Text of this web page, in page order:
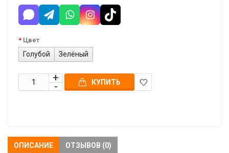
Цвет
Голубой Зелёный
КУПИТЬ
ОПИСАНИЕ ОТЗЫВОВ (0)